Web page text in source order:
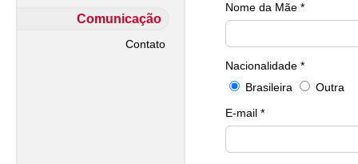
Comunicação
Contato
Nome da Mãe *
Nacionalidade *
Brasileira
Outra
E-mail *